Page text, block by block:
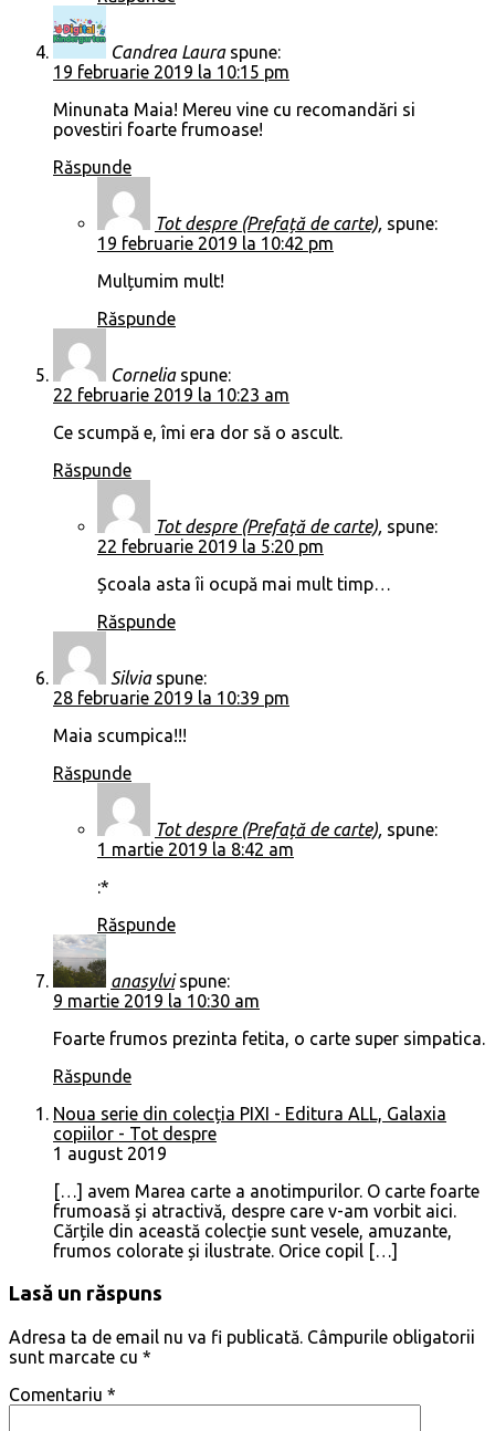
Candrea Laura spune:
19 februarie 2019 la 10:15 pm
Minunata Maia! Mereu vine cu recomandări si
povestiri foarte frumoase!
Răspunde
Tot despre (Prefață de carte), spune:
19 februarie 2019 la 10:42 pm
Mulțumim mult!
Răspunde
Cornelia spune:
22 februarie 2019 la 10:23 am
Ce scumpă e, îmi era dor să o ascult.
Răspunde
Tot despre (Prefață de carte), spune:
22 februarie 2019 la 5:20 pm
Școala asta îi ocupă mai mult timp…
Răspunde
Silvia spune:
28 februarie 2019 la 10:39 pm
Maia scumpica!!!
Răspunde
Tot despre (Prefață de carte), spune:
1 martie 2019 la 8:42 am
:*
Răspunde
anasylvi spune:
9 martie 2019 la 10:30 am
Foarte frumos prezinta fetita, o carte super simpatica.
Răspunde
Noua serie din colecția PIXI - Editura ALL, Galaxia
copiilor - Tot despre
1 august 2019
[…] avem Marea carte a anotimpurilor. O carte foarte
frumoasă și atractivă, despre care v-am vorbit aici.
Cărțile din această colecție sunt vesele, amuzante,
frumos colorate și ilustrate. Orice copil […]
Lasă un răspuns
Adresa ta de email nu va fi publicată. Câmpurile obligatorii
sunt marcate cu *
Comentariu *